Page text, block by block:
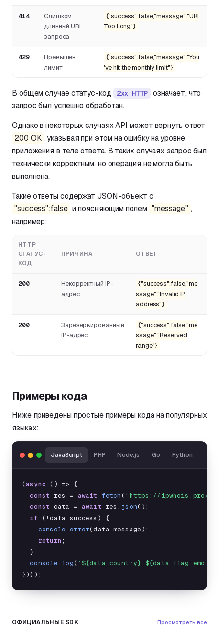
414
Слишком
длинный URI
запроса
{"success":false,"message":"URI
Too Long"}
429
Превышен
лимит
{"success":false,"message":"You
've hit the monthly limit"}
В общем случае статус-код 2xx HTTP
означает, что
запрос был успешно обработан.
Однако в некоторых случаях API может вернуть ответ
200 OK , указывая при этом на ошибку на уровне
приложения в теле ответа. В таких случаях запрос был
технически корректным, но операция не могла быть
выполнена.
Такие ответы содержат JSON-объект с
"success":false и поясняющим полем "message" ,
например:
HTTP
СТАТУС-
КОД
ПРИЧИНА ОТВЕТ
200
Некорректный IP-
адрес
{"success":false,"me
ssage":"Invalid IP
address"}
200
Зарезервированный
IP-адрес
{"success":false,"me
ssage":"Reserved
range"}
Примеры кода
Ниже приведены простые примеры кода на популярных
языках:
JavaScript PHP Node.js Go Python
(async () => {
const res = await fetch( 'https://ipwhois.pro/
const data = await res . json();
if (! data.success) {
console.error(data.message);
return ;
  }
console.log( `${data.country}
})();
ОФИЦИАЛЬНЫЕ SDK Просмотреть все